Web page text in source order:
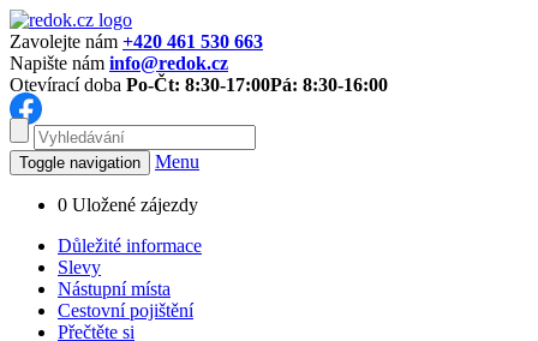
Zavolejte nám +420 461 530 663
Napište nám info@redok.cz
Otevírací doba Po-Čt: 8:30-17:00Pá: 8:30-16:00
Toggle navigation Menu
0 Uložené zájezdy
Důležité informace
Slevy
Nástupní místa
Cestovní pojištění
Přečtěte si